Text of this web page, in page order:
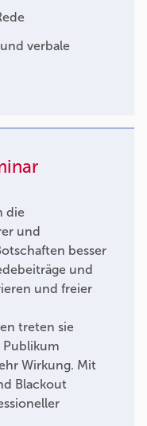
verbale
die
und
besser
und
und freier
treten sie
Publikum
Wirkung. Mit
Blackout